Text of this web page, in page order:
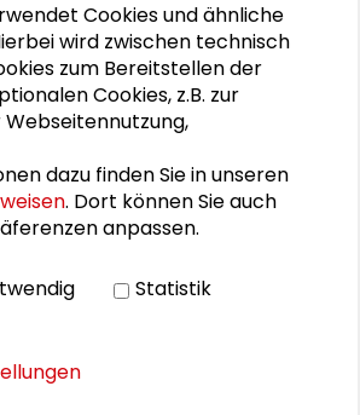
erleben
Stegemann
Pergande
(pädagogische) Praxis_Karl
Schlevogt
Cookies und ähnliche
wird zwischen technisch
zum Bereitstellen der
Cookies, z.B. zur
dazu finden Sie in unseren
. Dort können Sie auch
anpassen.
Statistik